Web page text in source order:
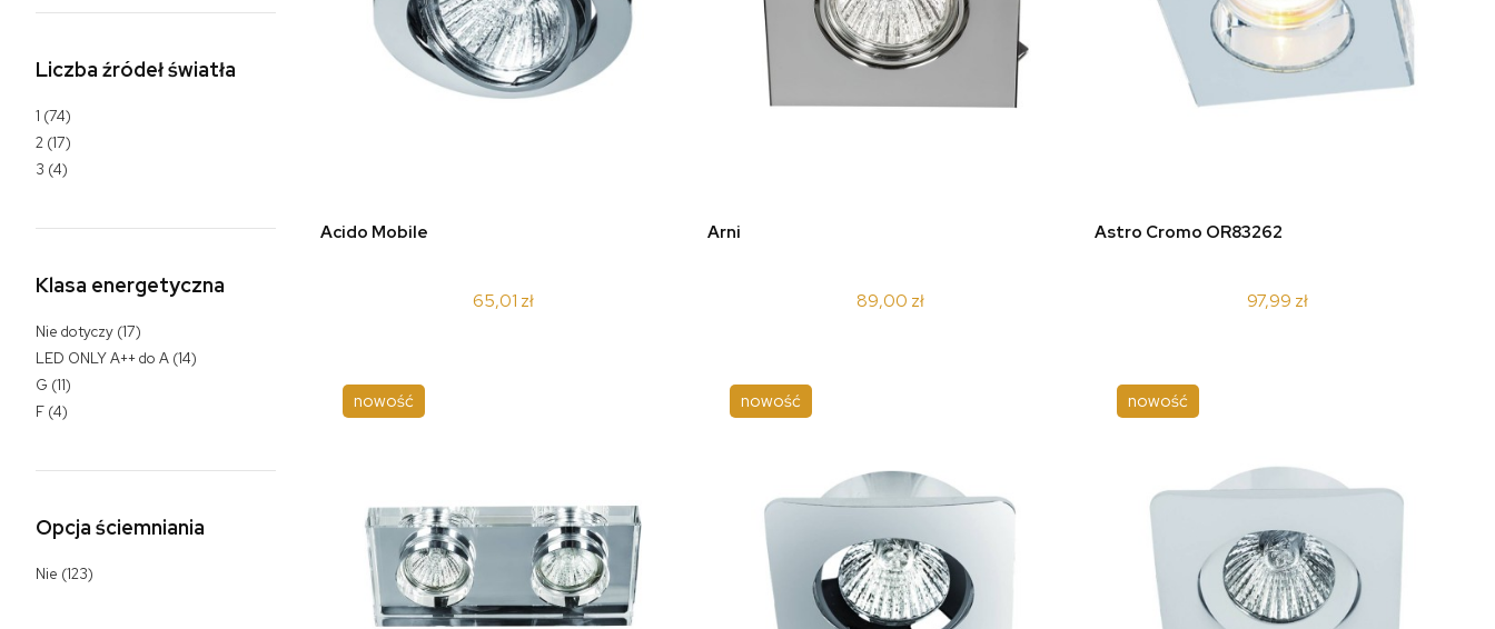
Liczba źródeł światła
1 (74)
2 (17)
3 (4)
Klasa energetyczna
Nie dotyczy (17)
LED ONLY A++ do A (14)
G (11)
F (4)
Opcja ściemniania
Nie (123)
Acido Mobile
65,01 zł
Arni
89,00 zł
do koszyka
Astro Cromo OR83262
97,99 zł
nowość nowość nowość